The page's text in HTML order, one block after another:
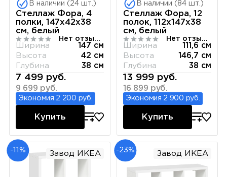
В наличии (24 шт.)
Стеллаж Фора, 4
полки, 147x42х38
см, белый
Нет отзывов
Ширина
147 см
Высота
42 см
Глубина
38 см
7 499 руб.
9 699 руб.
Экономия 2 200 руб.
Купить
В наличии (84 шт.)
Стеллаж Фора, 12
полок, 112х147х38
см, белый
Нет отзывов
Ширина
111,6 см
Высота
146,7 см
Глубина
38 см
13 999 руб.
16 899 руб.
Экономия 2 900 руб.
Купить
-11% Завод ИКЕА -23% Завод ИКЕА